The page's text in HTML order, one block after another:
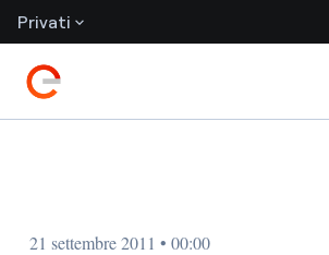
Privati
21 settembre 2011 • 00:00